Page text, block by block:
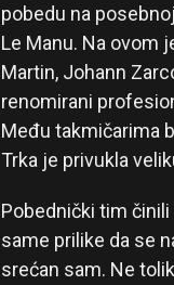
pobedu na
Le Manu. Na ovom
Martin, Johann
renomirani
Među takmičarima
Trka je privukla
Pobednički tim
same prilike da se
srećan sam. Ne